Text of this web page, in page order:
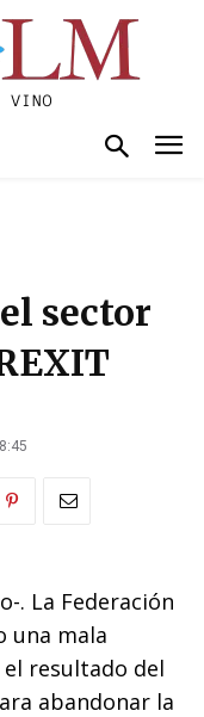
sector
. La Federación
una mala
resultado del
abandonar la